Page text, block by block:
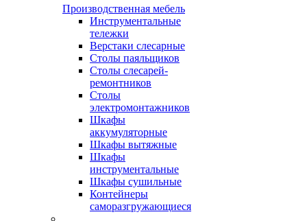
Производственная мебель
Инструментальные
тележки
Верстаки слесарные
Столы паяльщиков
Столы слесарей-
ремонтников
Столы
электромонтажников
Шкафы
аккумуляторные
Шкафы вытяжные
Шкафы
инструментальные
Шкафы сушильные
Контейнеры
саморазгружающиеся